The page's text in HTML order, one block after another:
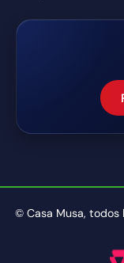
© Casa Musa, todos